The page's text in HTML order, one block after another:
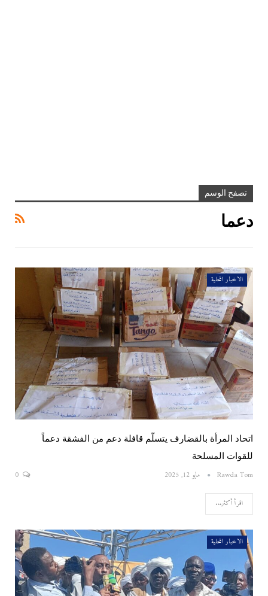
تصفح الوسم
دعما
الاخبار المحلية
اتحاد المرأة بالقضارف يتسلّم قافلة دعم من الفشقة دعماً
للقوات المسلحة
Rawda Tom مايو 12, 2025
اقرأ أكثر...
الاخبار المحلية